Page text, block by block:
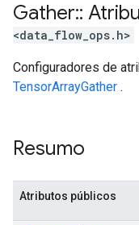
Gather::
<data_flow_ops.h>
Configuradores de
TensorArrayGather .
Resumo
Atributos públicos